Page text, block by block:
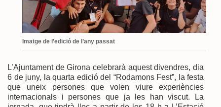
Imatge de l’edició de l’any passat
L’Ajuntament de Girona celebrarà aquest divendres, dia
6 de juny, la quarta edició del “Rodamons Fest”, la festa
que uneix persones que volen viure experiències
internacionals i persones que ja les han viscut. La